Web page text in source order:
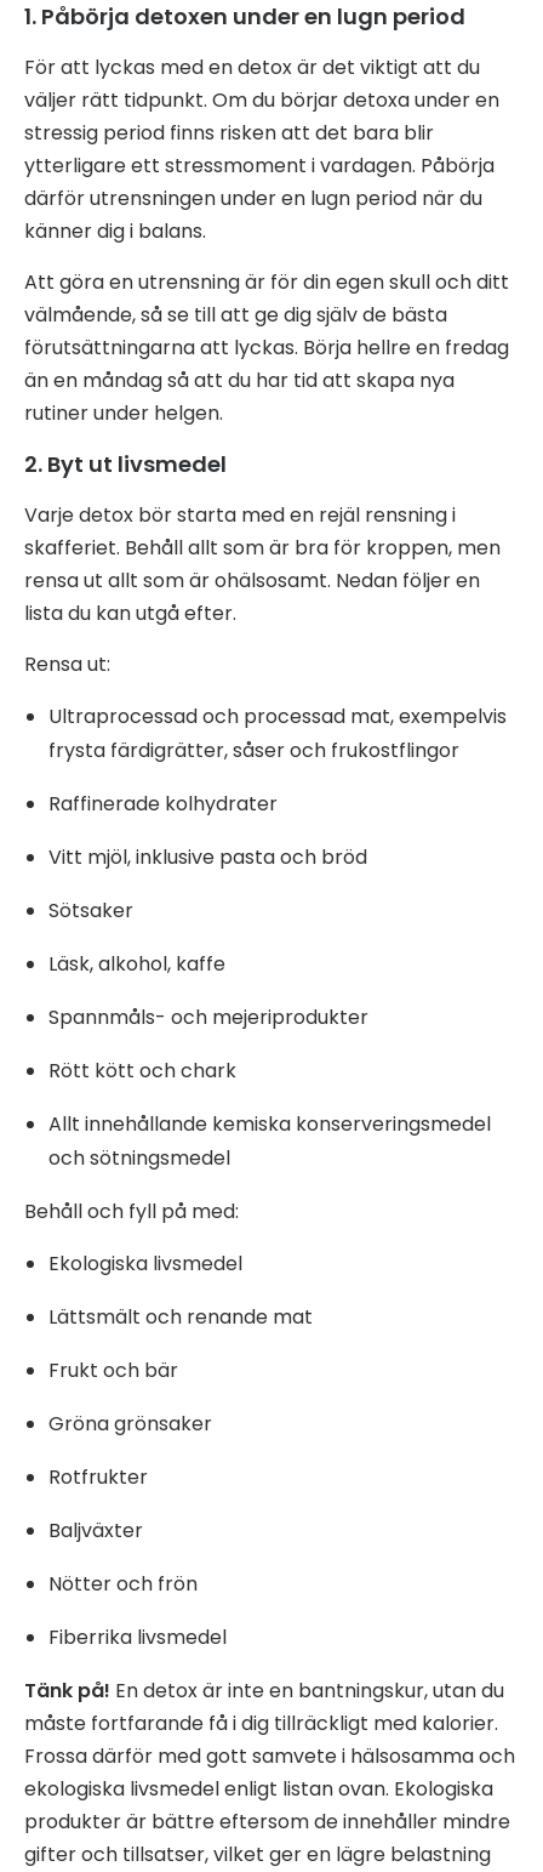
1. Påbörja detoxen under en lugn period
För att lyckas med en detox är det viktigt att du
väljer rätt tidpunkt. Om du börjar detoxa under en
stressig period finns risken att det bara blir
ytterligare ett stressmoment i vardagen. Påbörja
därför utrensningen under en lugn period när du
känner dig i balans.
Att göra en utrensning är för din egen skull och ditt
välmående, så se till att ge dig själv de bästa
förutsättningarna att lyckas. Börja hellre en fredag
än en måndag så att du har tid att skapa nya
rutiner under helgen.
2. Byt ut livsmedel
Varje detox bör starta med en rejäl rensning i
skafferiet. Behåll allt som är bra för kroppen, men
rensa ut allt som är ohälsosamt. Nedan följer en
lista du kan utgå efter.
Rensa ut:
Ultraprocessad och processad mat, exempelvis
frysta färdigrätter, såser och frukostflingor
Raffinerade kolhydrater
Vitt mjöl, inklusive pasta och bröd
Sötsaker
Läsk, alkohol, kaffe
Spannmåls- och mejeriprodukter
Rött kött och chark
Allt innehållande kemiska konserveringsmedel
och sötningsmedel
Behåll och fyll på med:
Ekologiska livsmedel
Lättsmält och renande mat
Frukt och bär
Gröna grönsaker
Rotfrukter
Baljväxter
Nötter och frön
Fiberrika livsmedel
Tänk på! En detox är inte en bantningskur, utan du
måste fortfarande få i dig tillräckligt med kalorier.
Frossa därför med gott samvete i hälsosamma och
ekologiska livsmedel enligt listan ovan. Ekologiska
produkter är bättre eftersom de innehåller mindre
gifter och tillsatser, vilket ger en lägre belastning